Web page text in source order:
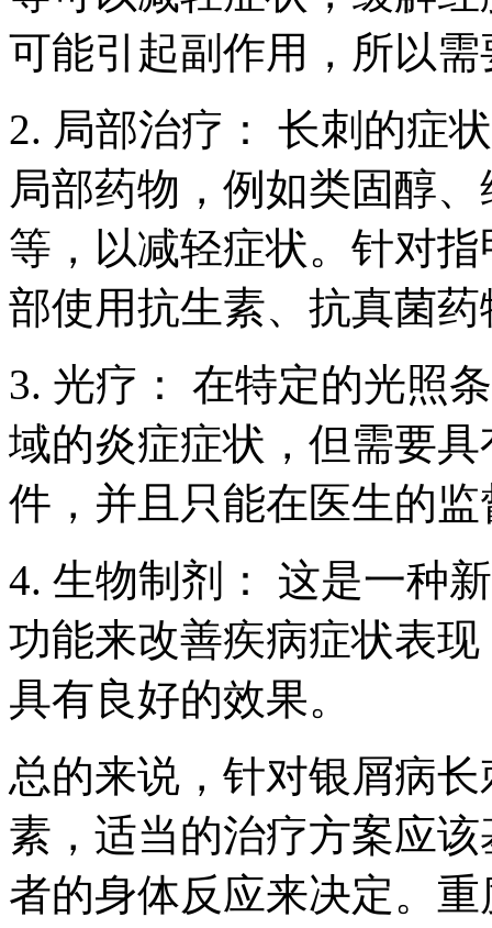
可能引起副作用，所以
2. 局部治疗： 长刺的症
局部药物，例如类固醇
等，以减轻症状。针对
部使用抗生素、抗真菌
3. 光疗： 在特定的光照
域的炎症症状，但需要
件，并且只能在医生的
4. 生物制剂： 这是一种
功能来改善疾病症状表
具有良好的效果。
总的来说，针对银屑病
素，适当的治疗方案应
者的身体反应来决定。